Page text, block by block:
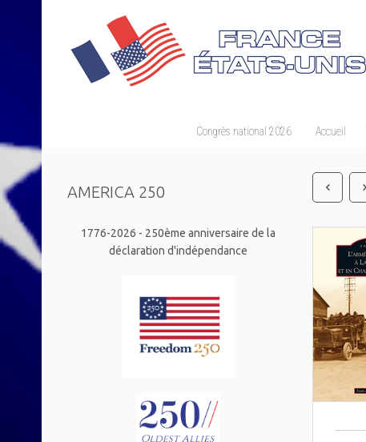
Congrès national 2026 Accueil
AMERICA 250
1776-2026 - 250ème anniversaire de la
déclaration d'indépendance